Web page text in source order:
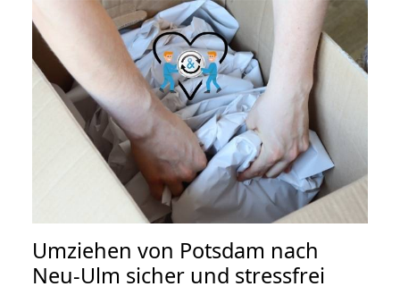
Umziehen von Potsdam nach
Neu-Ulm sicher und stressfrei